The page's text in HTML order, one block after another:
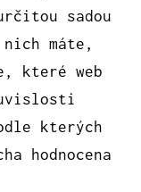
sadou
máte,
které web
kterých
hodnocena